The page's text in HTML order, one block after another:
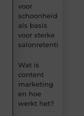
voor
als basis
voor sterke
salonretentie
Wat is
content
marketing
en hoe
werkt het?